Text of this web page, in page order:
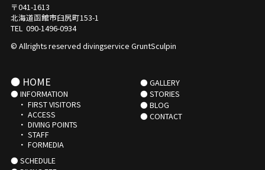
〒041-1613
北海道函館市臼尻町153-1
TEL 090-1496-0934
© Allrights reserved divingservice GruntSculpin
● HOME
● INFORMATION
・ FIRST VISITORS
・ ACCESS
・ DIVING POINTS
・ STAFF
・ FORMEDIA
● SCHEDULE
● GALLERY
● STORIES
● BLOG
● CONTACT